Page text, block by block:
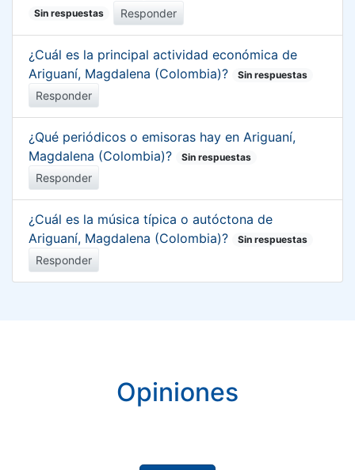
Sin respuestas Responder
¿Cuál es la principal actividad económica de
Ariguaní, Magdalena (Colombia)?
Sin respuestas
Responder
¿Qué periódicos o emisoras hay en Ariguaní,
Magdalena (Colombia)?
Sin respuestas
Responder
¿Cuál es la música típica o autóctona de
Ariguaní, Magdalena (Colombia)?
Sin respuestas
Responder
Opiniones